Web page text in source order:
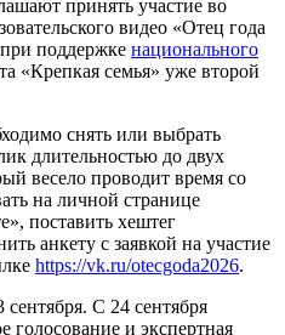
принять участие во
видео «Отец года
поддержке национального
«Крепкая семья» уже второй
снять или выбрать
длительностью до двух
весело проводит время со
на личной странице
поставить хештег
анкету с заявкой на участие
https://vk.ru/otecgoda2026.
С 24 сентября
голосование и экспертная